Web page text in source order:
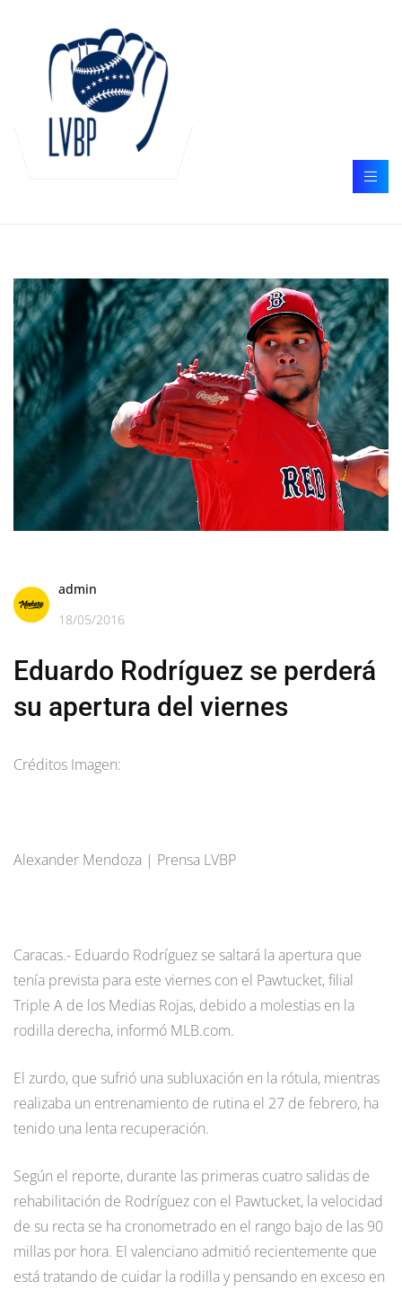
admin
18/05/2016
Eduardo Rodríguez se perderá
su apertura del viernes
Créditos Imagen:
Alexander Mendoza | Prensa LVBP
Caracas.- Eduardo Rodríguez se saltará la apertura que
tenía prevista para este viernes con el Pawtucket, filial
Triple A de los Medias Rojas, debido a molestias en la
rodilla derecha, informó MLB.com.
El zurdo, que sufrió una subluxación en la rótula, mientras
realizaba un entrenamiento de rutina el 27 de febrero, ha
tenido una lenta recuperación.
Según el reporte, durante las primeras cuatro salidas de
rehabilitación de Rodríguez con el Pawtucket, la velocidad
de su recta se ha cronometrado en el rango bajo de las 90
millas por hora. El valenciano admitió recientemente que
está tratando de cuidar la rodilla y pensando en exceso en